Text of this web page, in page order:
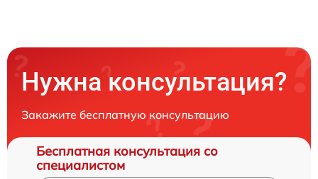
Нужна консультация?
Закажите бесплатную консультацию
Бесплатная консультация со
специалистом